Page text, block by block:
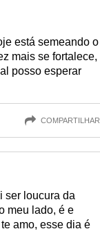
está semeando o
mais se fortalece,
posso esperar
COMPARTILHAR
ser loucura da
meu lado, é e
amo, esse dia é